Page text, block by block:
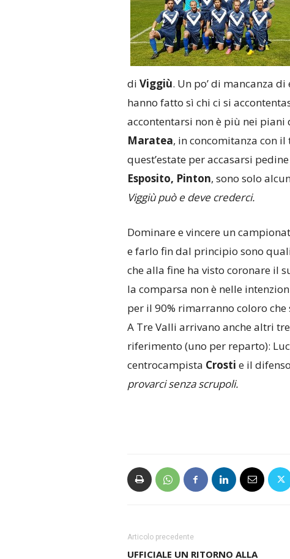
di Viggiù. Un po’ di mancanza
hanno fatto sì chi ci si
accontentarsi non è più nei piani
Maratea, in concomitanza con il
quest’estate per accasarsi
Esposito, Pinton, sono solo
Viggiù può e deve crederci.
Dominare e vincere un
e farlo fin dal principio sono
che alla fine ha visto coronare il
la comparsa non è nelle
per il 90% rimarranno coloro
A Tre Valli arrivano anche altri
riferimento (uno per reparto):
centrocampista Crosti e il
provarci senza scrupoli.
Articolo precedente
UFFICIALE UN RITORNO ALLA